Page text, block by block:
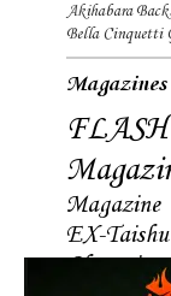
Akihabara
Bella Cinquetti
Magazines
FLASH
Magazine
EX-Taishu
Champion